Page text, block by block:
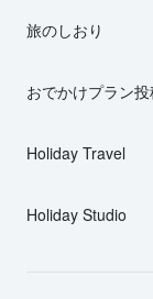
旅のしおり
おでかけプラン
Holiday Travel
Holiday Studio